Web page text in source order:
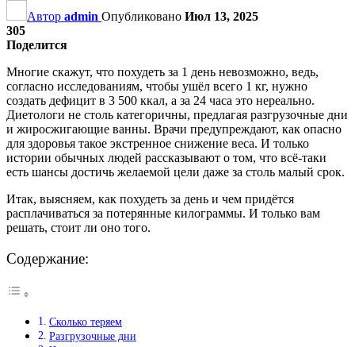
Автор admin Опубликовано Июл 13, 2025
305
Поделится
Многие скажут, что похудеть за 1 день невозможно, ведь,
согласно исследованиям, чтобы ушёл всего 1 кг, нужно
создать дефицит в 3 500 ккал, а за 24 часа это нереально.
Диетологи не столь категоричны, предлагая разгрузочные дни
и жиросжигающие ванны. Врачи предупреждают, как опасно
для здоровья такое экстренное снижение веса. И только
истории обычных людей рассказывают о том, что всё-таки
есть шансы достичь желаемой цели даже за столь малый срок.
Итак, выясняем, как похудеть за день и чем придётся
расплачиваться за потерянные килограммы. И только вам
решать, стоит ли оно того.
Содержание:
Сколько теряем
Разгрузочные дни